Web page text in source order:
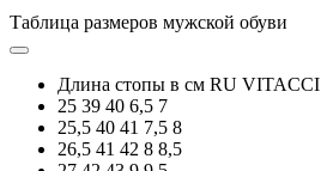
Таблица размеров мужской обуви
Длина стопы в см RU VITACCI
25 39 40 6,5 7
25,5 40 41 7,5 8
26,5 41 42 8 8,5